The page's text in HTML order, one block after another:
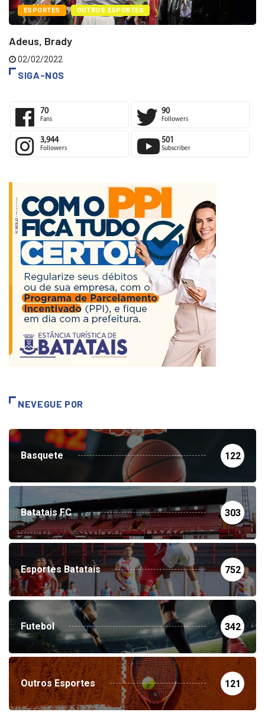
ESPORTES OUTROS ESPORTES
Adeus, Brady
02/02/2022
SIGA-NOS
70 90
3,944 501
NEVEGUE POR
Basquete 122
Batatais FC 303
Esportes Batatais 752
Futebol 342
Outros Esportes 121